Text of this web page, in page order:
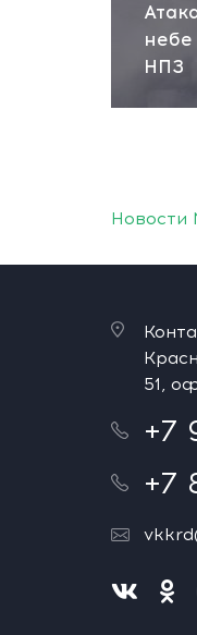
НПЗ
Новости
51,
+7
+7